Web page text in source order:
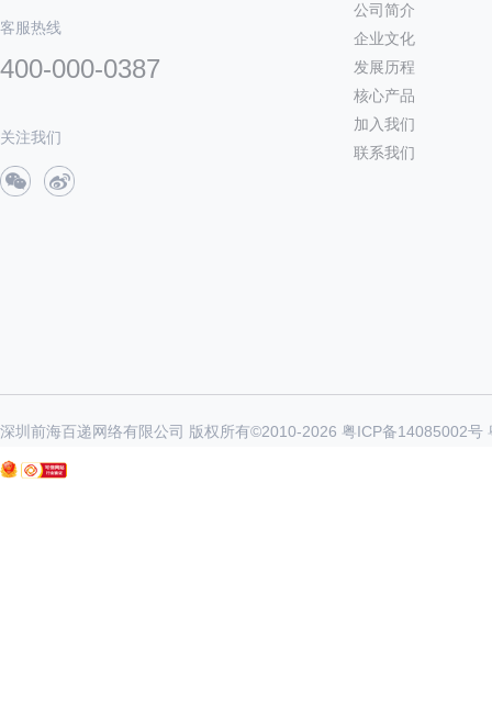
客服热线
400-000-0387
关注我们
公司简介
企业文化
发展历程
核心产品
加入我们
联系我们
深圳前海百递网络有限公司 版权所有©2010-2026 粤ICP备14085002号